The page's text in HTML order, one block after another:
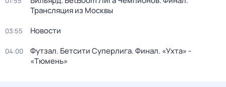
Трансляция из Москвы
03:55 Новости
04:00
Футзал. Бетсити Суперлига. Финал. «Ухта» -
«Тюмень»